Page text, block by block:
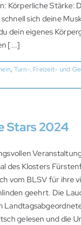
Körperliche Stärke:
sich deine
dein eigenes
[...]
, Turn-, Freizeit- und
Stars 2024
des Klosters
vom BLSV für ihre
geehrt. Die
gelesen und die